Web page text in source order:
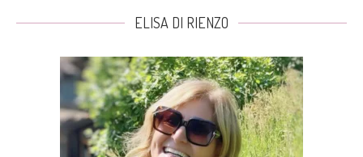
ELISA DI RIENZO